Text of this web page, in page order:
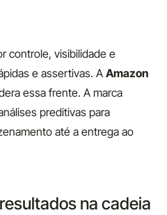
controle, visibilidade e
e assertivas. A Amazon
essa frente. A marca
preditivas para
até a entrega ao
na cadeia